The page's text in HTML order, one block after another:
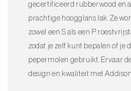
gecertificeerd rubberwood en
prachtige hoogglans lak. Ze
zowel een S als een P
zodat je zelf kunt bepalen of je
pepermolen gebruikt. Ervaar
design en kwaliteit met